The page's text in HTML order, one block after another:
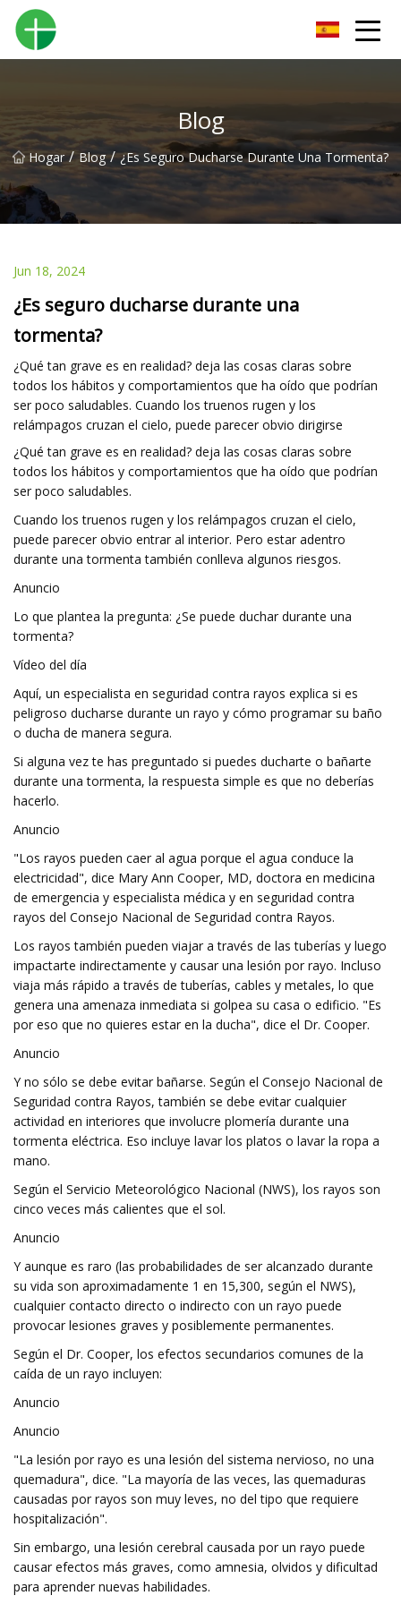
Blog
Hogar / Blog / ¿Es Seguro Ducharse Durante Una Tormenta?
Jun 18, 2024
¿Es seguro ducharse durante una
tormenta?
¿Qué tan grave es en realidad? deja las cosas claras sobre
todos los hábitos y comportamientos que ha oído que podrían
ser poco saludables. Cuando los truenos rugen y los
relámpagos cruzan el cielo, puede parecer obvio dirigirse
¿Qué tan grave es en realidad? deja las cosas claras sobre
todos los hábitos y comportamientos que ha oído que podrían
ser poco saludables.
Cuando los truenos rugen y los relámpagos cruzan el cielo,
puede parecer obvio entrar al interior. Pero estar adentro
durante una tormenta también conlleva algunos riesgos.
Anuncio
Lo que plantea la pregunta: ¿Se puede duchar durante una
tormenta?
Vídeo del día
Aquí, un especialista en seguridad contra rayos explica si es
peligroso ducharse durante un rayo y cómo programar su baño
o ducha de manera segura.
Si alguna vez te has preguntado si puedes ducharte o bañarte
durante una tormenta, la respuesta simple es que no deberías
hacerlo.
Anuncio
"Los rayos pueden caer al agua porque el agua conduce la
electricidad", dice Mary Ann Cooper, MD, doctora en medicina
de emergencia y especialista médica y en seguridad contra
rayos del Consejo Nacional de Seguridad contra Rayos.
Los rayos también pueden viajar a través de las tuberías y luego
impactarte indirectamente y causar una lesión por rayo. Incluso
viaja más rápido a través de tuberías, cables y metales, lo que
genera una amenaza inmediata si golpea su casa o edificio. "Es
por eso que no quieres estar en la ducha", dice el Dr. Cooper.
Anuncio
Y no sólo se debe evitar bañarse. Según el Consejo Nacional de
Seguridad contra Rayos, también se debe evitar cualquier
actividad en interiores que involucre plomería durante una
tormenta eléctrica. Eso incluye lavar los platos o lavar la ropa a
mano.
Según el Servicio Meteorológico Nacional (NWS), los rayos son
cinco veces más calientes que el sol.
Anuncio
Y aunque es raro (las probabilidades de ser alcanzado durante
su vida son aproximadamente 1 en 15,300, según el NWS),
cualquier contacto directo o indirecto con un rayo puede
provocar lesiones graves y posiblemente permanentes.
Según el Dr. Cooper, los efectos secundarios comunes de la
caída de un rayo incluyen:
Anuncio
Anuncio
"La lesión por rayo es una lesión del sistema nervioso, no una
quemadura", dice. "La mayoría de las veces, las quemaduras
causadas por rayos son muy leves, no del tipo que requiere
hospitalización".
Sin embargo, una lesión cerebral causada por un rayo puede
causar efectos más graves, como amnesia, olvidos y dificultad
para aprender nuevas habilidades.